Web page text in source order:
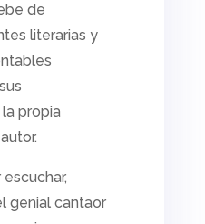
de
literarias y
propia
genial cantaor